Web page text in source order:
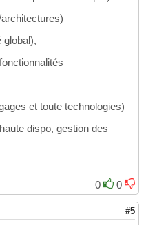
global),
et toute technologies)
dispo, gestion des
0
0
#5